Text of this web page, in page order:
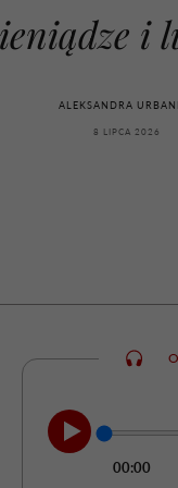
odc. 7]
i
ALEKSANDRA
8 LIPCA 2026
00:00